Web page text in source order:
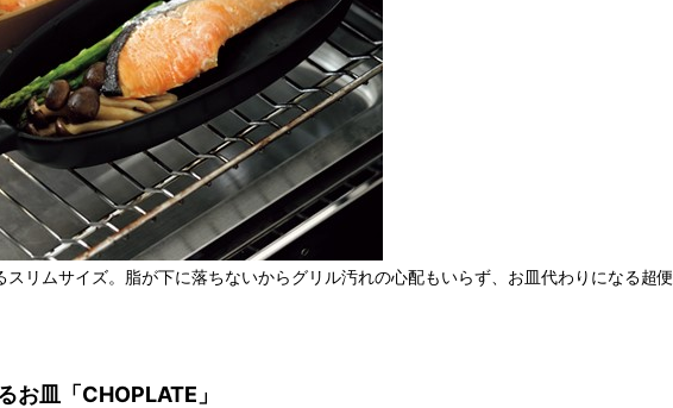
リムサイズ。脂が下に落ちないからグリル汚れの心配もいらず、お皿代わりになる超便
皿「CHOPLATE」